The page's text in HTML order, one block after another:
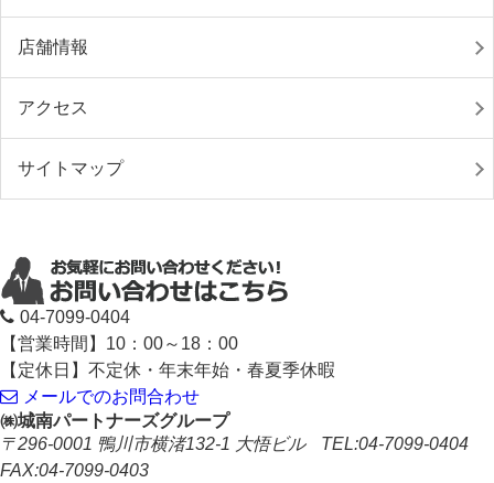
店舗情報
アクセス
サイトマップ
04-7099-0404
【営業時間】10：00～18：00
【定休日】不定休・年末年始・春夏季休暇
メールでのお問合わせ
㈱城南パートナーズグループ
〒296-0001 鴨川市横渚132‐1 大悟ビル
TEL:04-7099-0404
FAX:04-7099-0403